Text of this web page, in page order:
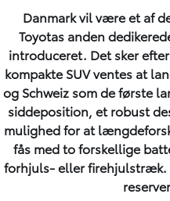
Danmark vil være et af
Toyotas anden
introduceret. Det sker
kompakte SUV ventes at
og Schweiz som de første
siddeposition, et robust
mulighed for at
fås med to forskellige
forhjuls- eller firehjulstræk.